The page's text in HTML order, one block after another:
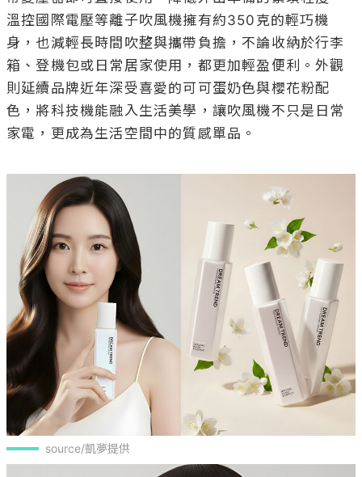
溫控國際電壓等離子吹風機擁有約350克的輕巧機
身，也減輕長時間吹整與攜帶負擔，不論收納於行李
箱、登機包或日常居家使用，都更加輕盈便利。外觀
則延續品牌近年深受喜愛的可可蛋奶色與櫻花粉配
色，將科技機能融入生活美學，讓吹風機不只是日常
家電，更成為生活空間中的質感單品。
source/凱夢提供